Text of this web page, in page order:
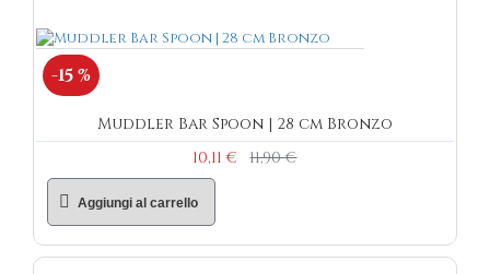
-15 %
Muddler Bar Spoon | 28 cm Bronzo
10,11 €
11,90 €
Aggiungi al carrello